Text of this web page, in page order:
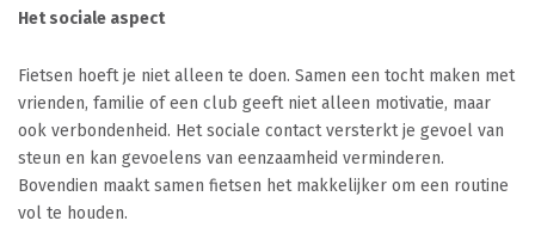
Het sociale aspect
Fietsen hoeft je niet alleen te doen. Samen een tocht maken met
vrienden, familie of een club geeft niet alleen motivatie, maar
ook verbondenheid. Het sociale contact versterkt je gevoel van
steun en kan gevoelens van eenzaamheid verminderen.
Bovendien maakt samen fietsen het makkelijker om een routine
vol te houden.